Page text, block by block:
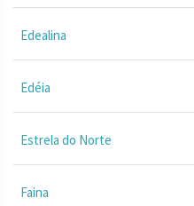
Edealina
Edéia
Estrela do Norte
Faina